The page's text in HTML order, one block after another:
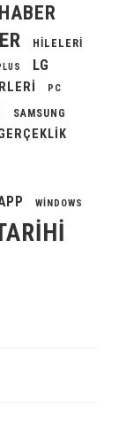
HILELERI
LG
PC
SAMSUNG
WINDOWS